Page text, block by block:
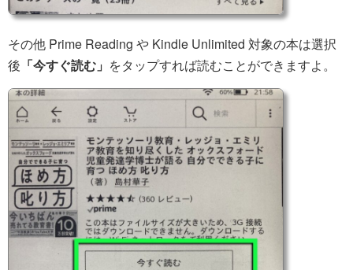
その他 Prime Reading や Kindle Unlimited 対象の本は選択
後 「今すぐ読む」 をタップすれば読むことができますよ。